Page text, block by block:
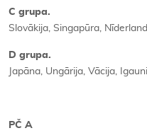
C grupa.
Slovākija, Singapūra,
D grupa.
Japāna, Ungārija, Vācija,
PČ A